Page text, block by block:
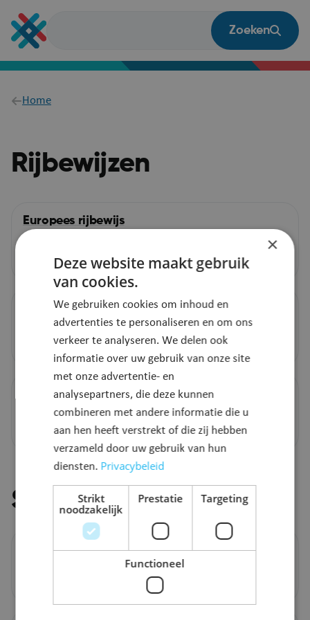
en
naar
inhoud
Zoeken
Breadcrumb
Home
Rijbewijzen
Europees rijbewijs
Meer info
Internationaal rijbewijs
Meer info
Voorlopig rijbewijs cat. B
Meer info
Stel je vraag
Bel ons
×
Deze website maakt gebruik
van cookies.
We gebruiken cookies om inhoud en
advertenties te personaliseren en om ons
verkeer te analyseren. We delen ook
informatie over uw gebruik van onze site
met onze advertentie- en
analysepartners, die deze kunnen
combineren met andere informatie die u
aan hen heeft verstrekt of die zij hebben
verzameld door uw gebruik van hun
diensten. Privacybeleid
Strikt
noodzakelijk
Prestatie Targeting
Functioneel